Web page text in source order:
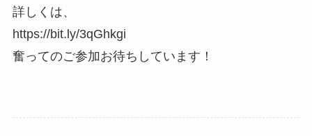
詳しくは、
https://bit.ly/3qGhkgi
奮ってのご参加お待ちしています！